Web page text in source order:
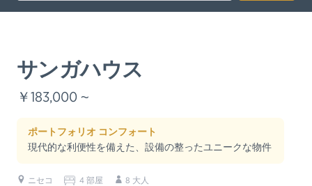
サンガハウス
￥183,000 ~
ポートフォリオ コンフォート
現代的な利便性を備えた、設備の整ったユニークな物件
ニセコ 4 部屋
8 大人